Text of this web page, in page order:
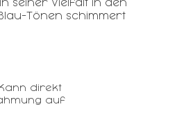
seiner Vielfalt in den
Tönen schimmert
direkt
auf